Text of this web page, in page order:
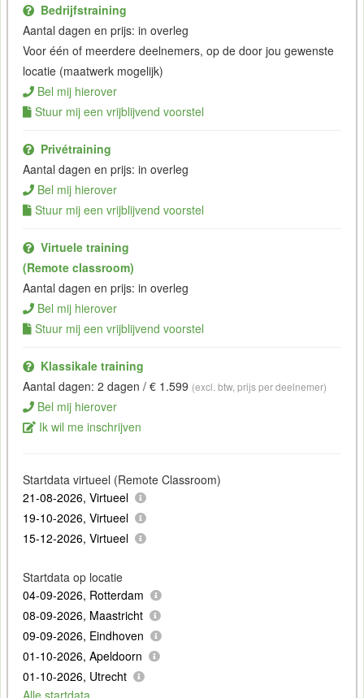
Bedrijfstraining
Aantal dagen en prijs: in overleg
Voor één of meerdere deelnemers, op de door jou gewenste
locatie (maatwerk mogelijk)
Bel mij hierover
Stuur mij een vrijblijvend voorstel
Privétraining
Aantal dagen en prijs: in overleg
Bel mij hierover
Stuur mij een vrijblijvend voorstel
Virtuele training
(Remote classroom)
Aantal dagen en prijs: in overleg
Bel mij hierover
Stuur mij een vrijblijvend voorstel
Klassikale training
Aantal dagen: 2 dagen / € 1.599 (excl. btw, prijs per deelnemer)
Bel mij hierover
Ik wil me inschrijven
Startdata virtueel (Remote Classroom)
21-08-2026, Virtueel
19-10-2026, Virtueel
15-12-2026, Virtueel
Startdata op locatie
04-09-2026, Rotterdam
08-09-2026, Maastricht
09-09-2026, Eindhoven
01-10-2026, Apeldoorn
01-10-2026, Utrecht
Alle startdata